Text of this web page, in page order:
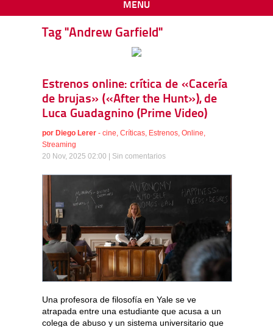
MENU
Tag "Andrew Garfield"
Estrenos online: crítica de «Cacería
de brujas» («After the Hunt»), de
Luca Guadagnino (Prime Video)
por Diego Lerer - cine, Críticas, Estrenos, Online,
Streaming
20 Nov, 2025 02:00 | Sin comentarios
Una profesora de filosofía en Yale se ve
atrapada entre una estudiante que acusa a un
colega de abuso y un sistema universitario que